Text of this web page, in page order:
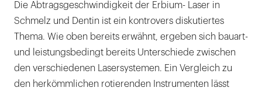
Die Abtragsgeschwindigkeit der Erbium- Laser in
Schmelz und Dentin ist ein kontrovers diskutiertes
Thema. Wie oben bereits erwähnt, ergeben sich bauart-
und leistungsbedingt bereits Unterschiede zwischen
den verschiedenen Lasersystemen. Ein Vergleich zu
den herkömmlichen rotierenden Instrumenten lässt